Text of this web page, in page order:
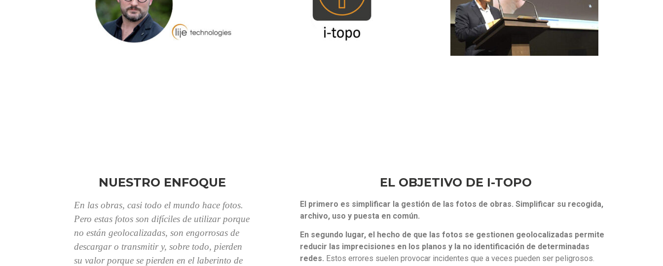
NUESTRO ENFOQUE
En las obras, casi todo el mundo hace fotos.
Pero estas fotos son difíciles de utilizar porque
no están geolocalizadas, son engorrosas de
descargar o transmitir y, sobre todo, pierden
su valor porque se pierden en el laberinto de
EL OBJETIVO DE I-TOPO
El primero es simplificar la gestión de las fotos de obras. Simplificar su recogida,
archivo, uso y puesta en común.
En segundo lugar, el hecho de que las fotos se gestionen geolocalizadas permite
reducir las imprecisiones en los planos y la no identificación de determinadas
redes. Estos errores suelen provocar incidentes que a veces pueden ser peligrosos.